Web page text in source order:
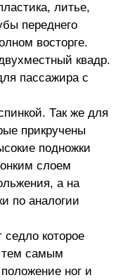
литье,
переднего
восторге.
квадр.
пассажира с
Так же для
прикручены
подножки
слоем
а на
по аналогии
которое
тем самым
ног и